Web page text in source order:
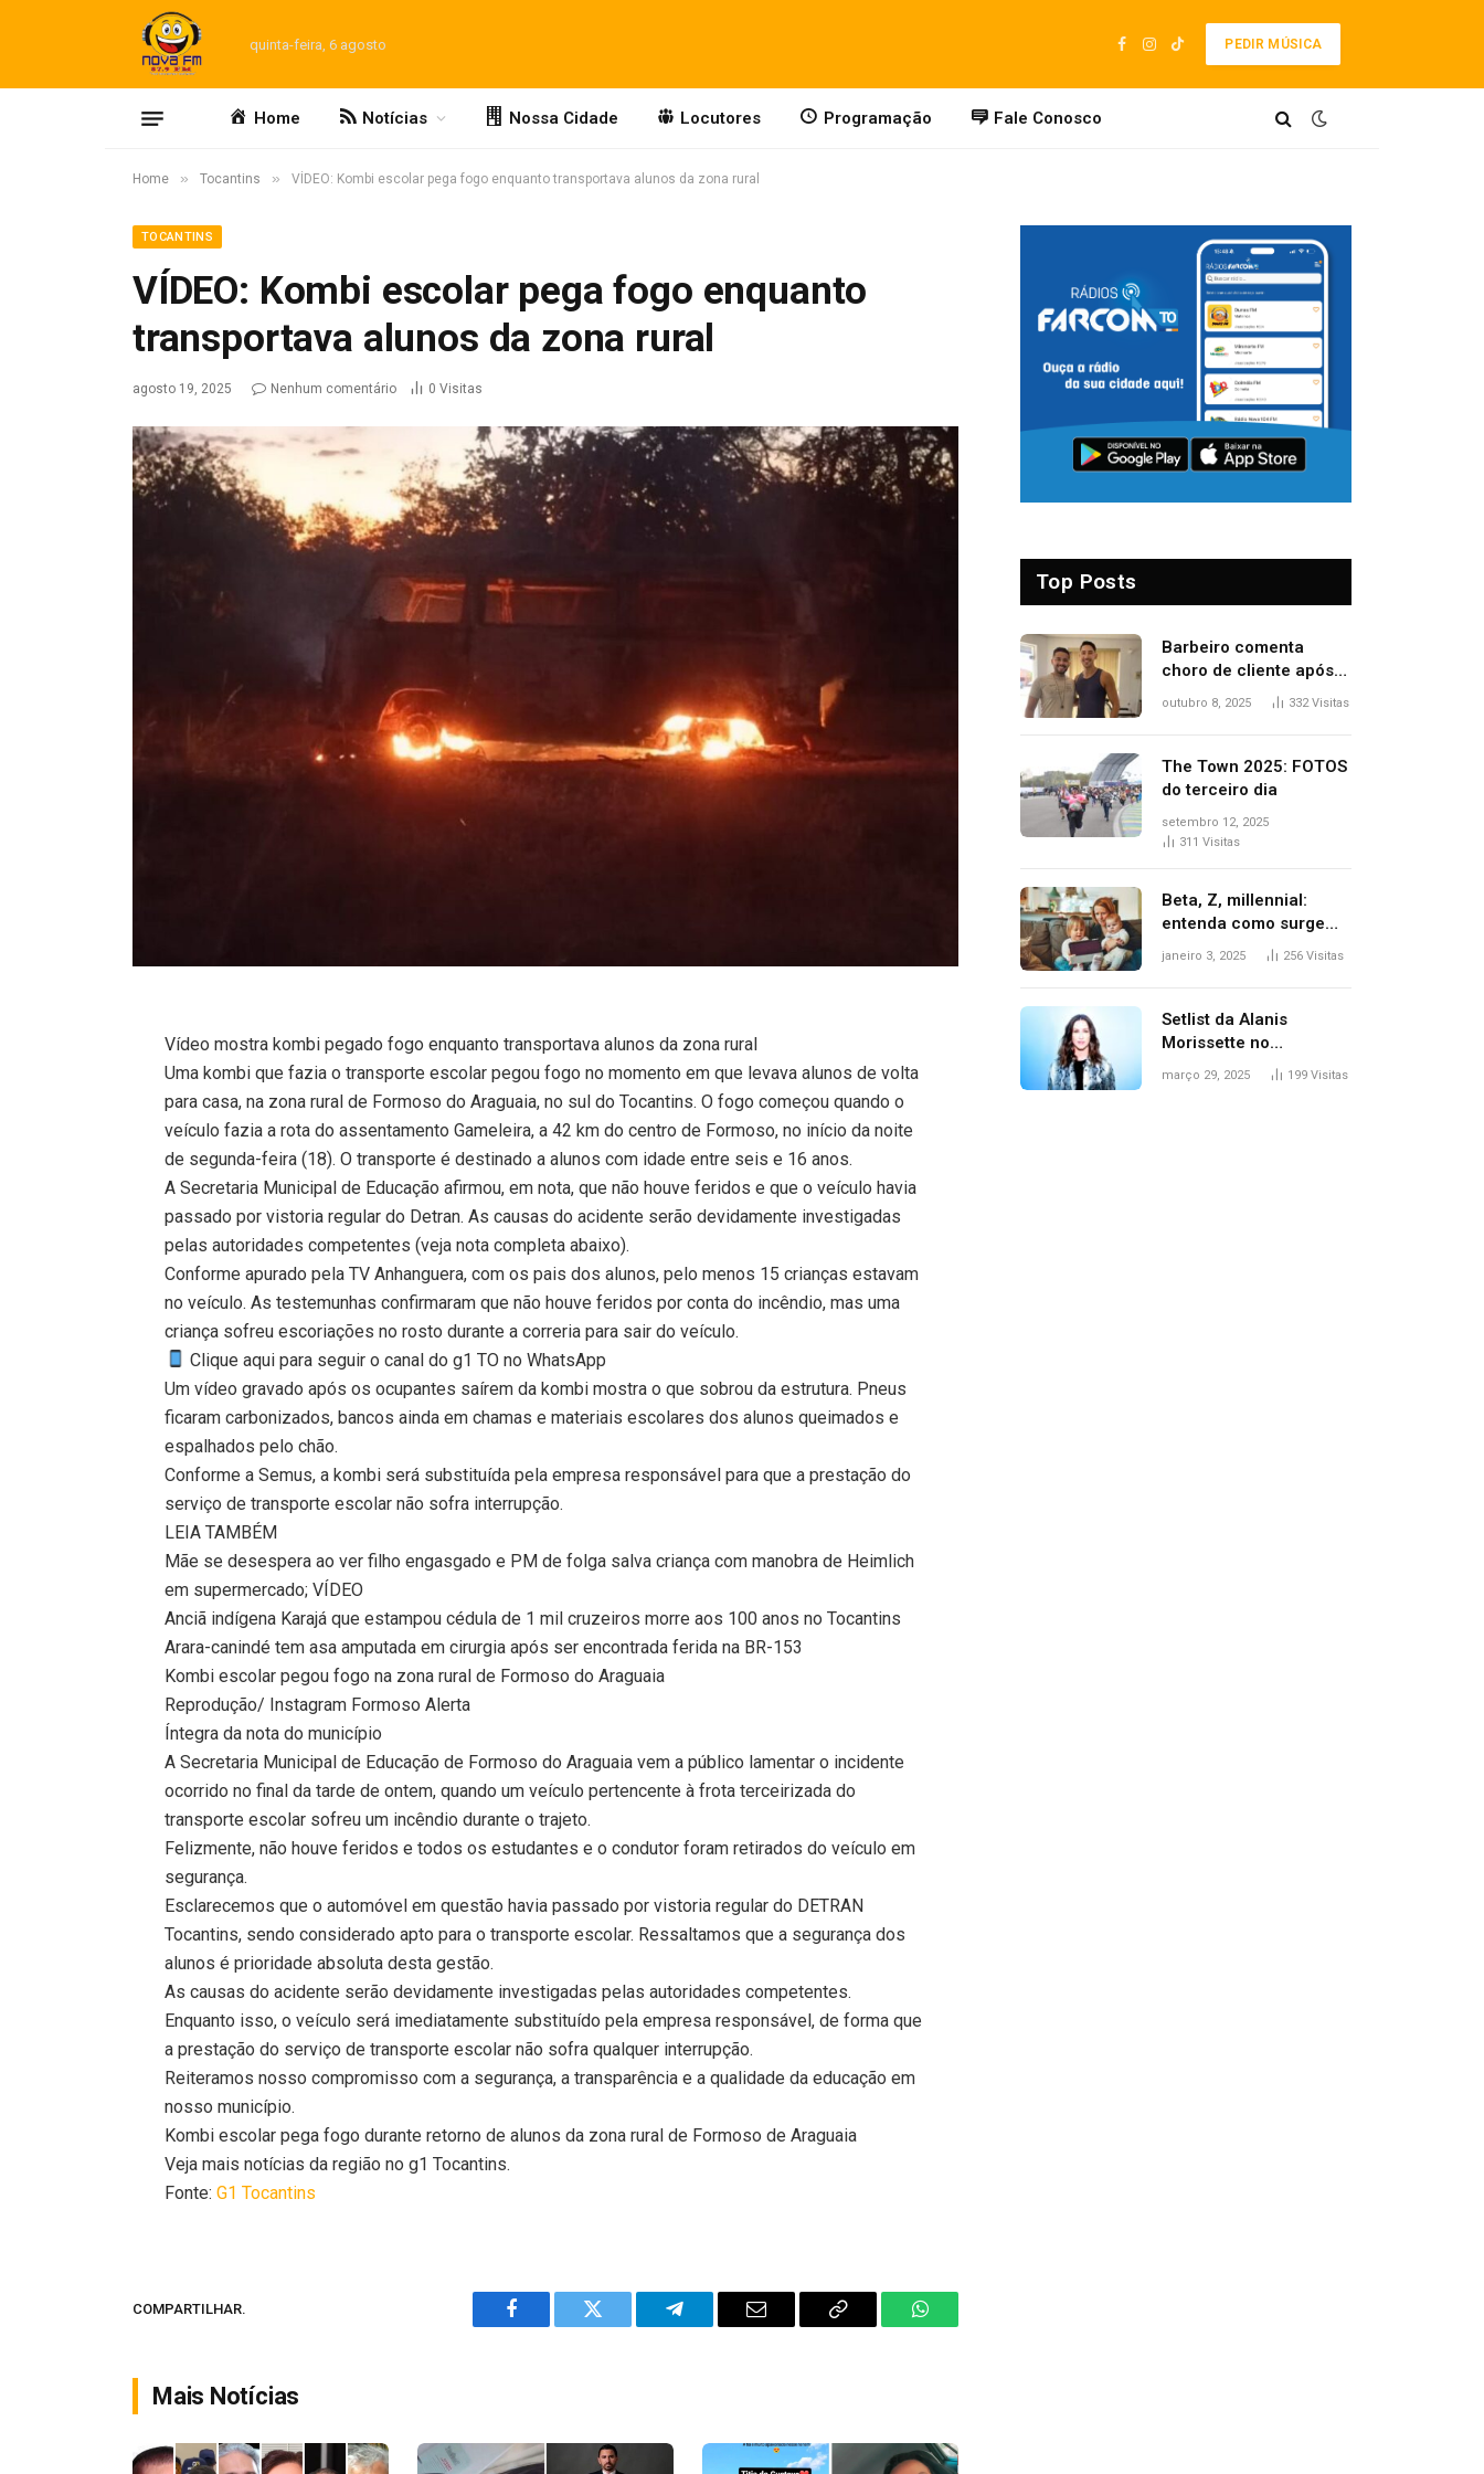
quinta-feira, 6 agosto
Facebook
Instagram
TikTok
PEDIR MÚSICA
Home Notícias Nossa Cidade Locutores Programação Fale Conosco
Home » Tocantins » VÍDEO: Kombi escolar pega fogo enquanto transportava alunos da zona rural
TOCANTINS
VÍDEO: Kombi escolar pega fogo enquanto
transportava alunos da zona rural
agosto 19, 2025 Nenhum comentário 0 Visitas
Vídeo mostra kombi pegado fogo enquanto transportava alunos da zona rural
Uma kombi que fazia o transporte escolar pegou fogo no momento em que levava alunos de volta
para casa, na zona rural de Formoso do Araguaia, no sul do Tocantins. O fogo começou quando o
veículo fazia a rota do assentamento Gameleira, a 42 km do centro de Formoso, no início da noite
de segunda-feira (18). O transporte é destinado a alunos com idade entre seis e 16 anos.
A Secretaria Municipal de Educação afirmou, em nota, que não houve feridos e que o veículo havia
passado por vistoria regular do Detran. As causas do acidente serão devidamente investigadas
pelas autoridades competentes (veja nota completa abaixo).
Conforme apurado pela TV Anhanguera, com os pais dos alunos, pelo menos 15 crianças estavam
no veículo. As testemunhas confirmaram que não houve feridos por conta do incêndio, mas uma
criança sofreu escoriações no rosto durante a correria para sair do veículo.
Clique aqui para seguir o canal do g1 TO no WhatsApp
Um vídeo gravado após os ocupantes saírem da kombi mostra o que sobrou da estrutura. Pneus
ficaram carbonizados, bancos ainda em chamas e materiais escolares dos alunos queimados e
espalhados pelo chão.
Conforme a Semus, a kombi será substituída pela empresa responsável para que a prestação do
serviço de transporte escolar não sofra interrupção.
LEIA TAMBÉM
Mãe se desespera ao ver filho engasgado e PM de folga salva criança com manobra de Heimlich
em supermercado; VÍDEO
Anciã indígena Karajá que estampou cédula de 1 mil cruzeiros morre aos 100 anos no Tocantins
Arara-canindé tem asa amputada em cirurgia após ser encontrada ferida na BR-153
Kombi escolar pegou fogo na zona rural de Formoso do Araguaia
Reprodução/ Instagram Formoso Alerta
Íntegra da nota do município
A Secretaria Municipal de Educação de Formoso do Araguaia vem a público lamentar o incidente
ocorrido no final da tarde de ontem, quando um veículo pertencente à frota terceirizada do
transporte escolar sofreu um incêndio durante o trajeto.
Felizmente, não houve feridos e todos os estudantes e o condutor foram retirados do veículo em
segurança.
Esclarecemos que o automóvel em questão havia passado por vistoria regular do DETRAN
Tocantins, sendo considerado apto para o transporte escolar. Ressaltamos que a segurança dos
alunos é prioridade absoluta desta gestão.
As causas do acidente serão devidamente investigadas pelas autoridades competentes.
Enquanto isso, o veículo será imediatamente substituído pela empresa responsável, de forma que
a prestação do serviço de transporte escolar não sofra qualquer interrupção.
Reiteramos nosso compromisso com a segurança, a transparência e a qualidade da educação em
nosso município.
Kombi escolar pega fogo durante retorno de alunos da zona rural de Formoso de Araguaia
Veja mais notícias da região no g1 Tocantins.
Fonte:G1 Tocantins
COMPARTILHAR.
Facebook Twitter Telegram Email
Copy
WhatsApp
Mais Notícias
Top Posts
Barbeiro comenta
choro de cliente após
despedida e explica
tantas pessoas’
outubro 8, 2025 332Visitas
The Town 2025: FOTOS
do terceiro dia
setembro 12, 2025
311 Visitas
Beta, Z, millennial:
entenda como surgem
as gerações
janeiro 3, 2025 256 Visitas
Setlist da Alanis
Morissette no
Lollapalooza: veja
março 29, 2025 199 Visitas